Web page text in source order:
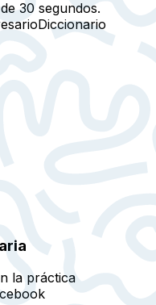
30 segundos.
Diccionario
la práctica